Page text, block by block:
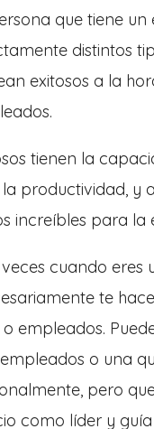
que tiene un
distintos
exitosos a la
tienen la
productividad, y
increíbles para la
cuando eres
te
empleados.
o una
pero
como líder y